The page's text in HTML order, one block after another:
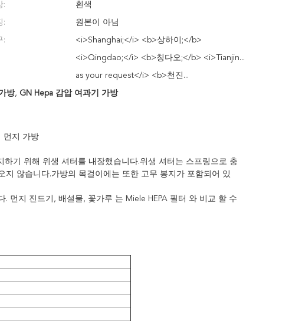
: 흰색
: 원본이 아님
: <i>Shanghai;</i> <b>상하이;</b>
<i>Qingdao;</i> <b>칭다오;</b> <i>Tianjin...
as your request</i> <b>천진...
방, GN Hepa 감압 여과기 가방
먼지 가방
기 위해 위생 셔터를 내장했습니다.위생 셔터는 스프링으로 충
않습니다.가방의 목걸이에는 또한 고무 봉지가 포함되어 있
먼지 진드기, 배설물, 꽃가루 는 Miele HEPA 필터 와 비교 할 수